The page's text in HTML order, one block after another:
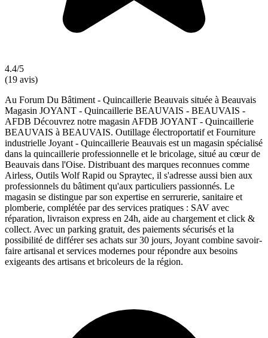
4.4/5
(19 avis)
Au Forum Du Bâtiment - Quincaillerie Beauvais située à Beauvais
Magasin JOYANT - Quincaillerie BEAUVAIS - BEAUVAIS -
AFDB Découvrez notre magasin AFDB JOYANT - Quincaillerie
BEAUVAIS à BEAUVAIS. Outillage électroportatif et Fourniture
industrielle Joyant - Quincaillerie Beauvais est un magasin spécialisé
dans la quincaillerie professionnelle et le bricolage, situé au cœur de
Beauvais dans l'Oise. Distribuant des marques reconnues comme
Airless, Outils Wolf Rapid ou Spraytec, il s'adresse aussi bien aux
professionnels du bâtiment qu'aux particuliers passionnés. Le
magasin se distingue par son expertise en serrurerie, sanitaire et
plomberie, complétée par des services pratiques : SAV avec
réparation, livraison express en 24h, aide au chargement et click &
collect. Avec un parking gratuit, des paiements sécurisés et la
possibilité de différer ses achats sur 30 jours, Joyant combine savoir-
faire artisanal et services modernes pour répondre aux besoins
exigeants des artisans et bricoleurs de la région.